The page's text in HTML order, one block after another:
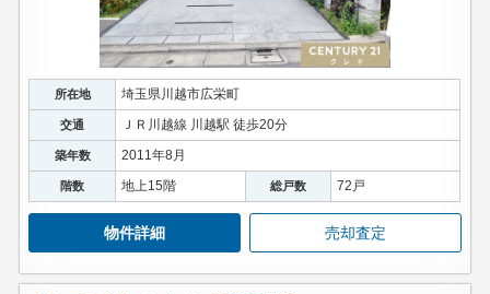
所在地 埼玉県川越市広栄町
交通 ＪＲ川越線 川越駅 徒歩20分
築年数 2011年8月
階数 地上15階 総戸数 72戸
物件詳細 売却査定